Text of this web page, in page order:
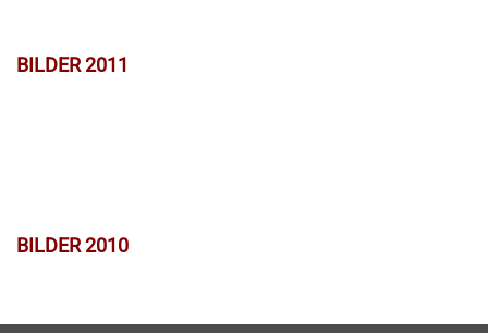
BILDER 2011
BILDER 2010